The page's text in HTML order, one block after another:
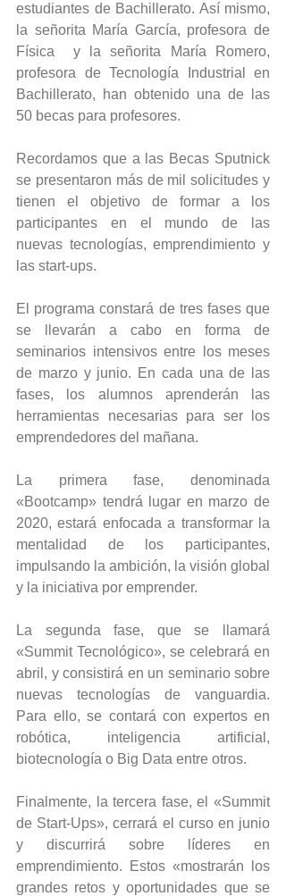
estudiantes de Bachillerato. Así mismo,
la señorita María García, profesora de
Física  y la señorita María Romero,
profesora de Tecnología Industrial en
Bachillerato, han obtenido una de las
50 becas para profesores.
Recordamos que a las Becas Sputnick
se presentaron más de mil solicitudes y
tienen el objetivo de formar a los
participantes en el mundo de las
nuevas tecnologías, emprendimiento y
las start-ups.
El programa constará de tres fases que
se llevarán a cabo en forma de
seminarios intensivos entre los meses
de marzo y junio. En cada una de las
fases, los alumnos aprenderán las
herramientas necesarias para ser los
emprendedores del mañana.
La primera fase, denominada
«Bootcamp» tendrá lugar en marzo de
2020, estará enfocada a transformar la
mentalidad de los participantes,
impulsando la ambición, la visión global
y la iniciativa por emprender.
La segunda fase, que se llamará
«Summit Tecnológico», se celebrará en
abril, y consistirá en un seminario sobre
nuevas tecnologías de vanguardia.
Para ello, se contará con expertos en
robótica, inteligencia artificial,
biotecnología o Big Data entre otros.
Finalmente, la tercera fase, el «Summit
de Start-Ups», cerrará el curso en junio
y discurrirá sobre líderes en
emprendimiento. Estos «mostrarán los
grandes retos y oportunidades que se